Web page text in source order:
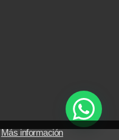
Más información